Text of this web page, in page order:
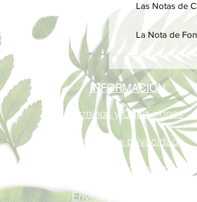
Las Notas de
La Nota de
INFORMACIÓN
Términos y Condiciones
Política de privacidad
Métodos de pago
Envíos y Devoluciones